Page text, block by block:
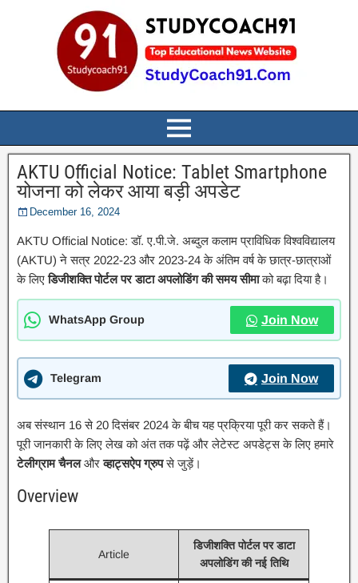
AKTU Official Notice: Tablet Smartphone
योजना को लेकर आया बड़ी अपडेट
December 16, 2024
AKTU Official Notice: डॉ. ए.पी.जे. अब्दुल कलाम प्राविधिक विश्वविद्यालय
(AKTU) ने सत्र 2022-23 और 2023-24 के अंतिम वर्ष के छात्र-छात्राओं
के लिएडिजीशक्ति पोर्टल पर डाटा अपलोडिंग की समय सीमाको बढ़ा दिया है।
WhatsApp Group Join Now
Telegram Join Now
अब संस्थान 16 से 20 दिसंबर 2024 के बीच यह प्रक्रिया पूरी कर सकते हैं।
पूरी जानकारी के लिए लेख को अंत तक पढ़ें और लेटेस्ट अपडेट्स के लिए हमारे
टेलीग्राम चैनलऔरव्हाट्सऐप ग्रुपसे जुड़ें।
Overview
Article
डिजीशक्ति पोर्टल पर डाटा
अपलोडिंग की नई तिथि